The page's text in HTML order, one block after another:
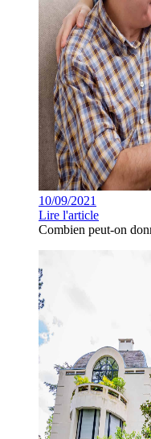
10/09/2021
Lire l'article
Combien peut-on